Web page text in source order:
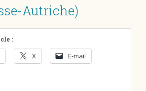
Autriche)
:
X E-mail